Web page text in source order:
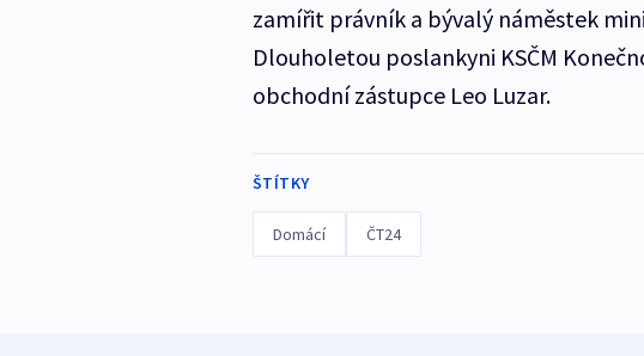
zamířit právník a bývalý náměstek
Dlouholetou poslankyni KSČM
obchodní zástupce Leo Luzar.
ŠTÍTKY
Domácí ČT24